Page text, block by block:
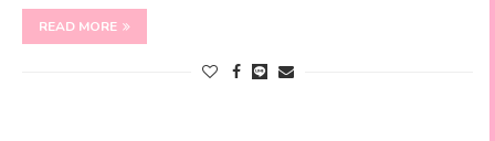
READ MORE